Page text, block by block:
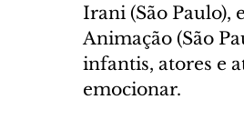
Irani (São Paulo),
Animação (São
infantis, atores e
emocionar.